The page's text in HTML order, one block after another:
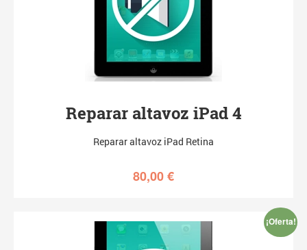
Reparar altavoz iPad 4
Reparar altavoz iPad Retina
80,00€
¡Oferta!